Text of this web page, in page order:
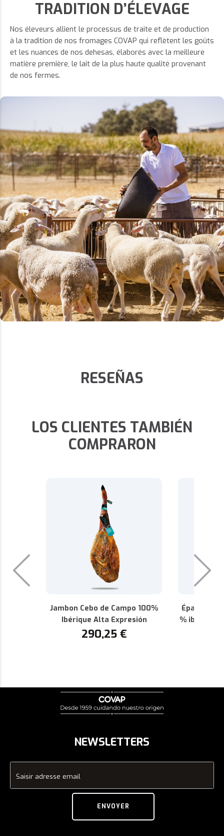
TRADITION D’ÉLEVAGE
Nos éleveurs allient le processus de traite et de production
à la tradition de nos fromages COVAP qui reflètent les goûts
et les nuances de nos dehesas, élaborés avec la meilleure
matière première, le lait de la plus haute qualité provenant
de nos fermes.
RESEÑAS
LOS CLIENTES TAMBIÉN
COMPRARON
Jambon Cebo de Campo 100%
Ibérique Alta Expresión
290,25 €
Épaule de
% ibérique
NEWSLETTERS
Saisir adresse email
ENVOYER